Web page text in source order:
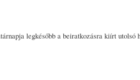
legkésőbb a beiratkozásra kiírt utolsó